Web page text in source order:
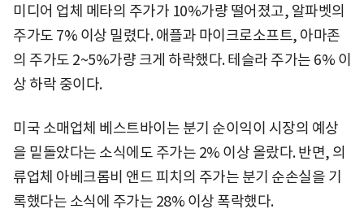
미디어 업체 메타의 주가가 10%가량 떨어졌고, 알파벳의
주가도 7% 이상 밀렸다. 애플과 마이크로소프트, 아마존
의 주가도 2~5%가량 크게 하락했다. 테슬라 주가는 6% 이
상 하락 중이다.
미국 소매업체 베스트바이는 분기 순이익이 시장의 예상
을 밑돌았다는 소식에도 주가는 2% 이상 올랐다. 반면, 의
류업체 아베크롬비 앤드 피치의 주가는 분기 순손실을 기
록했다는 소식에 주가는 28% 이상 폭락했다.